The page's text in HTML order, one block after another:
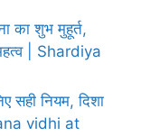
का शुभ मुहूर्त,
| Shardiya
सही नियम, दिशा
vidhi at